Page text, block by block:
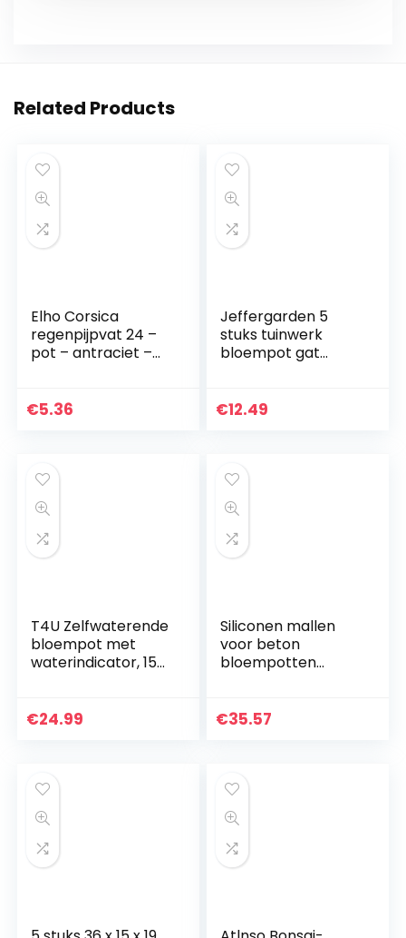
Related Products
Elho Corsica
regenpijpvat 24 –
pot – antraciet –
cm
€5.36
Jeffergarden 5
stuks tuinwerk
bloempot gat
bloemenaarde
€12.49
T4U Zelfwaterende
bloempot met
waterindicator, 15
waterreservoir,
€24.99
Siliconen mallen
voor beton
bloempotten
beton bloem
€35.57